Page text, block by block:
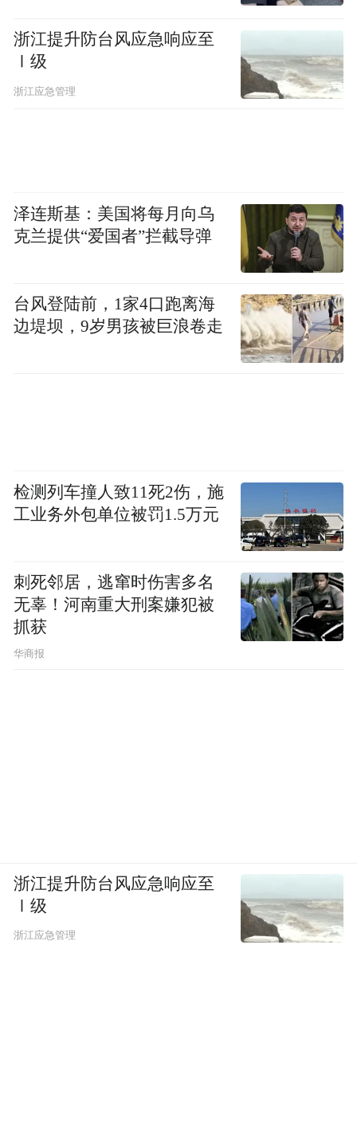
浙江提升防台风应急响应至
Ⅰ级
浙江应急管理
泽连斯基：美国将每月向乌
克兰提供“爱国者”拦截导弹
台风登陆前，1家4口跑离海
边堤坝，9岁男孩被巨浪卷走
检测列车撞人致11死2伤，施
工业务外包单位被罚1.5万元
刺死邻居，逃窜时伤害多名
无辜！河南重大刑案嫌犯被
抓获
华商报
浙江提升防台风应急响应至
Ⅰ级
浙江应急管理